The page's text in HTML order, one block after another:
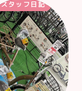
スタッフ日記